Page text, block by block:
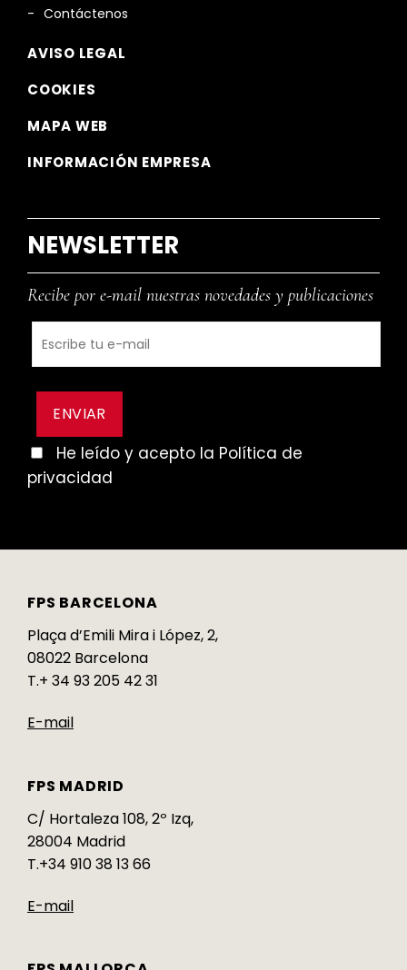
Contáctenos
AVISO LEGAL
COOKIES
MAPA WEB
INFORMACIÓN EMPRESA
NEWSLETTER
Recibe por e-mail nuestras novedades y publicaciones
He leído y acepto la Política de
privacidad
FPS BARCELONA
Plaça d’Emili Mira i López, 2,
08022 Barcelona
T.+ 34 93 205 42 31
E-mail
FPS MADRID
C/ Hortaleza 108, 2º Izq,
28004 Madrid
T.+34 910 38 13 66
E-mail